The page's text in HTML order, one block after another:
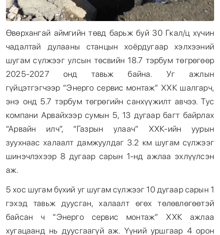
Өвөрхангай аймгийн төвд барьж буй 30 Гкал/ц хүчин
чадалтай дулааны станцын хоёрдугаар хэлхээний
шугам сүлжээг улсын төсвийн 18.7 тэрбум төгрөгөөр
2025-2027 онд тавьж байна. Уг ажлын
гүйцэтгэгчээр “Энерго сервис монтаж” ХХК шалгарч,
энэ онд 5.7 тэрбум төгрөгийн санхүүжилт авчээ. Тус
компани Арвайхээр сумын 5, 13 дугаар багт байрлах
“Арвайн илч”, “Газрын улаач” ХХК-ийн уурын
зуухнаас халаалт дамжуулдаг 3.2 км шугам сүлжээг
шинэчлэхээр 8 дугаар сарын 1-нд ажлаа эхлүүлсэн
аж.
5 хос шугам бүхий уг шугам сүлжээг 10 дугаар сарын 1
гэхэд тавьж дуусган, халаалт өгөх төлөвлөгөөтэй
байсан ч “Энерго сервис монтаж” ХХК ажлаа
хугацаанд нь дуусгаагүй аж. Үүний уршгаар 4 орон